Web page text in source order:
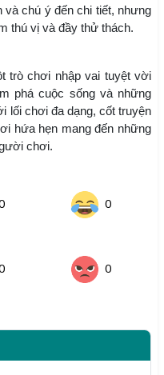
chú ý đến chi tiết, nhưng
thú vị và đầy thử thách.
trò chơi nhập vai tuyệt vời
phá cuộc sống và những
lối chơi đa dạng, cốt truyện
hứa hẹn mang đến những
chơi.
0
0